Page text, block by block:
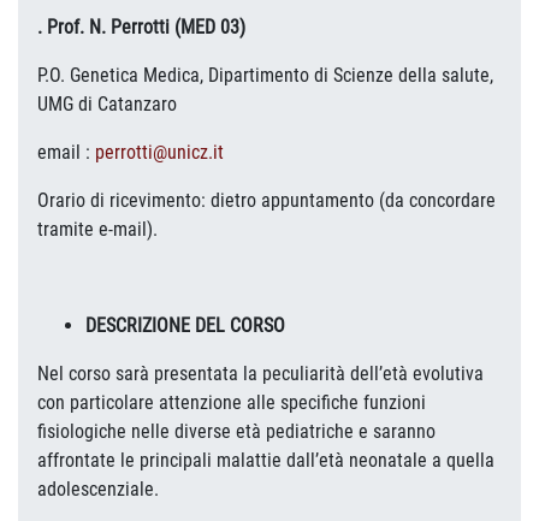
. Prof. N. Perrotti (MED 03)
P.O. Genetica Medica, Dipartimento di Scienze della salute,
UMG di Catanzaro
email : perrotti@unicz.it
Orario di ricevimento: dietro appuntamento (da concordare
tramite e-mail).
DESCRIZIONE DEL CORSO
Nel corso sarà presentata la peculiarità dell’età evolutiva
con particolare attenzione alle specifiche funzioni
fisiologiche nelle diverse età pediatriche e saranno
affrontate le principali malattie dall’età neonatale a quella
adolescenziale.